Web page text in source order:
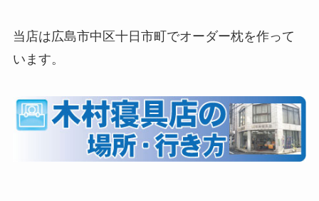
当店は広島市中区十日市町でオーダー枕を作って
います。